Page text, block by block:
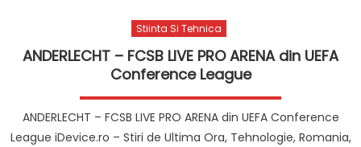
Stiinta Si Tehnica
ANDERLECHT – FCSB LIVE PRO ARENA din UEFA
Conference League
ANDERLECHT – FCSB LIVE PRO ARENA din UEFA Conference
League iDevice.ro – Stiri de Ultima Ora, Tehnologie, Romania,